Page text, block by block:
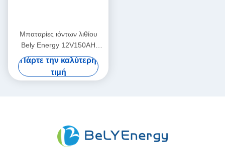
Μπαταρίες ιόντων λιθίου
Bely Energy 12V150AH
Μπαταρίες εφεδρικής ισχύος
ιόντων λιθίου για RV Off-
Road Solar
Πάρτε την καλύτερη
τιμή